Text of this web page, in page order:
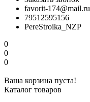
favorit-174@mail.ru
79512595156
PereStroika_NZP
0
0
0
Ваша корзина пуста!
Каталог товаров